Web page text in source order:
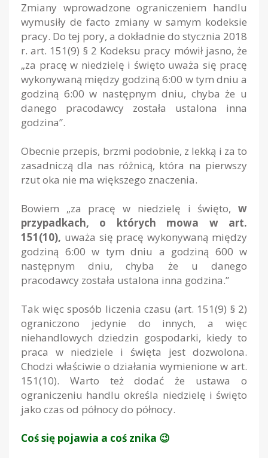
Zmiany wprowadzone ograniczeniem handlu
wymusiłyde facto zmiany w samym kodeksie
pracy. Do tej pory, a dokładnie do stycznia 2018
r. art. 151(9) § 2 Kodeksu pracy mówił jasno, że
„za pracę w niedzielę i święto uważa się pracę
wykonywaną między godziną 6:00 w tym dniu a
godziną 6:00 w następnym dniu, chyba że u
danego pracodawcy została ustalona inna
godzina”.
Obecnie przepis, brzmi podobnie, z lekką i za to
zasadniczą dla nas różnicą, która na pierwszy
rzut oka nie ma większego znaczenia.
Bowiem „za pracę w niedzielę i święto, w
przypadkach, o których mowa w art.
151(10), uważa się pracę wykonywaną między
godziną 6:00 w tym dniu a godziną 600 w
następnym dniu, chyba że u danego
pracodawcy została ustalona inna godzina.”
Tak więc sposób liczenia czasu (art. 151(9) § 2)
ograniczono jedynie do innych, a więc
niehandlowych dziedzin gospodarki, kiedy to
praca w niedziele i święta jest dozwolona.
Chodzi właściwie o działania wymienione w art.
151(10). Warto też dodać że ustawa o
ograniczeniu handlu określa niedzielę i święto
jako czas od północy do północy.
Coś się pojawia a coś znika 😉